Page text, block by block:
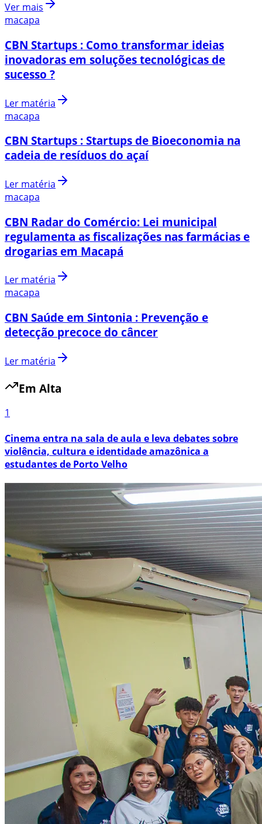
Ver mais
macapa
CBN Startups : Como transformar ideias
inovadoras em soluções tecnológicas de
sucesso ?
Ler matéria
macapa
CBN Startups : Startups de Bioeconomia na
cadeia de resíduos do açaí
Ler matéria
macapa
CBN Radar do Comércio: Lei municipal
regulamenta as fiscalizações nas farmácias e
drogarias em Macapá
Ler matéria
macapa
CBN Saúde em Sintonia : Prevenção e
detecção precoce do câncer
Ler matéria
Em Alta
1
Cinema entra na sala de aula e leva debates sobre
violência, cultura e identidade amazônica a
estudantes de Porto Velho